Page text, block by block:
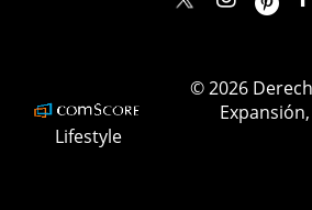
Lifestyle
© 2026
Expansión,